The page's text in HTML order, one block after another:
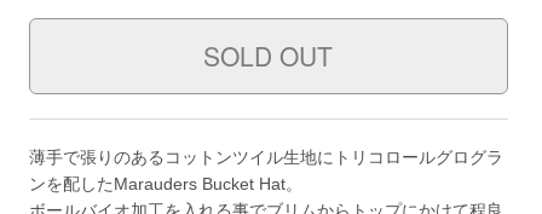
薄手で張りのあるコットンツイル生地にトリコロールグログラ
ンを配したMarauders Bucket Hat。